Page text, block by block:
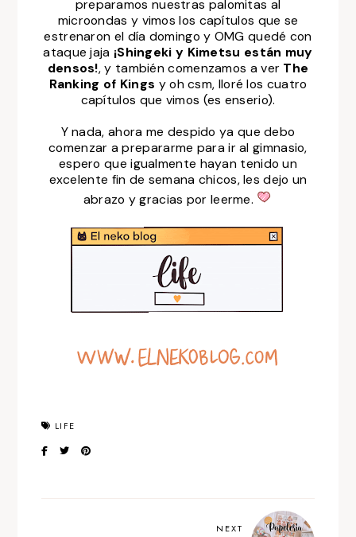
preparamos nuestras palomitas al
microondas y vimos los capítulos que se
estrenaron el día domingo y OMG quedé con
ataque jaja ¡Shingeki y Kimetsu están muy
densos!, y también comenzamos a ver The
Ranking of Kings y oh csm, lloré los cuatro
capítulos que vimos (es enserio).
Y nada, ahora me despido ya que debo
comenzar a prepararme para ir al gimnasio,
espero que igualmente hayan tenido un
excelente fin de semana chicos, les dejo un
abrazo y gracias por leerme.
LIFE
NEXT